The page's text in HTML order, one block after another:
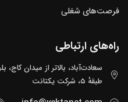
فرصت‌های شغلی
راه‌های ارتباطی
طبقهٔ ۵، شرکت یکتانت